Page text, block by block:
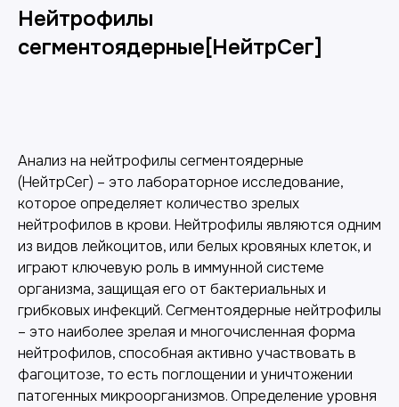
Нейтрофилы
сегментоядерные[НейтрСег]
Анализ на нейтрофилы сегментоядерные
(НейтрСег) – это лабораторное исследование,
которое определяет количество зрелых
нейтрофилов в крови. Нейтрофилы являются одним
из видов лейкоцитов, или белых кровяных клеток, и
играют ключевую роль в иммунной системе
организма, защищая его от бактериальных и
грибковых инфекций. Сегментоядерные нейтрофилы
– это наиболее зрелая и многочисленная форма
нейтрофилов, способная активно участвовать в
фагоцитозе, то есть поглощении и уничтожении
патогенных микроорганизмов. Определение уровня